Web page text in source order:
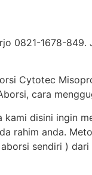
0821-1678-
Cytotec
cara
disini ingin
rahim anda.
sendiri )